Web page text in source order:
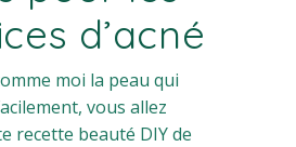
d’acné
moi la peau qui
vous allez
recette beauté DIY de